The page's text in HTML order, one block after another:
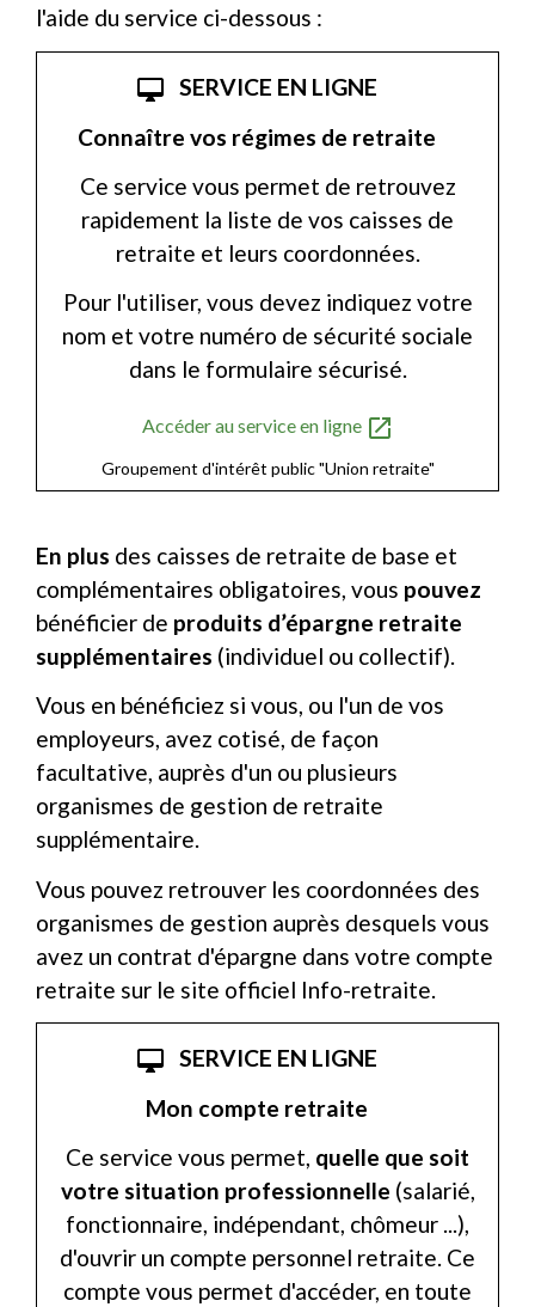
l'aide du service ci-dessous :
desktop_mac
SERVICE EN LIGNE
Connaître vos régimes de retraite
Ce service vous permet de retrouvez
rapidement la liste de vos caisses de
retraite et leurs coordonnées.
Pour l'utiliser, vous devez indiquez votre
nom et votre numéro de sécurité sociale
dans le formulaire sécurisé.
Accéder au service en ligne open_in_new
Groupement d'intérêt public "Union retraite"
En plus des caisses de retraite de base et
complémentaires obligatoires, vous pouvez
bénéficier de produits d’épargne retraite
supplémentaires (individuel ou collectif).
Vous en bénéficiez si vous, ou l'un de vos
employeurs, avez cotisé, de façon
facultative, auprès d'un ou plusieurs
organismes de gestion de retraite
supplémentaire.
Vous pouvez retrouver les coordonnées des
organismes de gestion auprès desquels vous
avez un contrat d'épargne dans votre compte
retraite sur le site officiel Info-retraite.
desktop_mac SERVICE EN LIGNE
Mon compte retraite
Ce service vous permet, quelle que soit
votre situation professionnelle (salarié,
fonctionnaire, indépendant, chômeur ...),
d'ouvrir un compte personnel retraite. Ce
compte vous permet d'accéder, en toute